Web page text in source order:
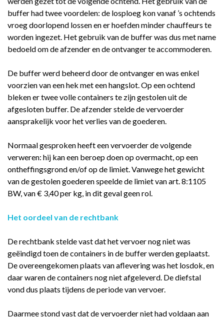
buffer had twee voordelen: de losploeg kon vanaf ’s ochtends
vroeg doorlopend lossen en er hoefden minder chauffeurs te
worden ingezet. Het gebruik van de buffer was dus met name
bedoeld om de afzender en de ontvanger te accommoderen.
De buffer werd beheerd door de ontvanger en was enkel
voorzien van een hek met een hangslot. Op een ochtend
bleken er twee volle containers te zijn gestolen uit de
afgesloten buffer. De afzender stelde de vervoerder
aansprakelijk voor het verlies van de goederen.
Normaal gesproken heeft een vervoerder de volgende
verweren: hij kan een beroep doen op overmacht, op een
ontheffingsgrond en/of op de limiet. Vanwege het gewicht
van de gestolen goederen speelde de limiet van art. 8:1105
BW, van € 3,40 per kg, in dit geval geen rol.
Het oordeel van de rechtbank
De rechtbank stelde vast dat het vervoer nog niet was
geëindigd toen de containers in de buffer werden geplaatst.
De overeengekomen plaats van aflevering was het losdok, en
daar waren de containers nog niet afgeleverd. De diefstal
vond dus plaats tijdens de periode van vervoer.
Daarmee stond vast dat de vervoerder niet had voldaan aan